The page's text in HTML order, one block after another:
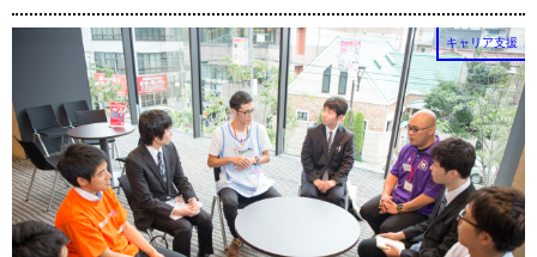
キャリア支援